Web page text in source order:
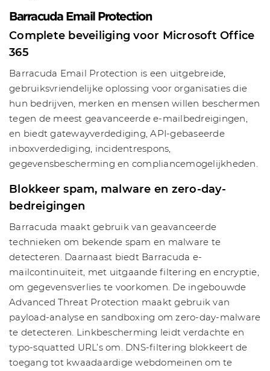
Barracuda Email Protection
Complete beveiliging voor Microsoft Office
365
Barracuda Email Protection is een uitgebreide,
gebruiksvriendelijke oplossing voor organisaties die
hun bedrijven, merken en mensen willen beschermen
tegen de meest geavanceerde e-mailbedreigingen,
en biedt gatewayverdediging, API-gebaseerde
inboxverdediging, incidentrespons,
gegevensbescherming en compliancemogelijkheden.
Blokkeer spam, malware en zero-day-
bedreigingen
Barracuda maakt gebruik van geavanceerde
technieken om bekende spam en malware te
detecteren. Daarnaast biedt Barracuda e-
mailcontinuïteit, met uitgaande filtering en encryptie,
om gegevensverlies te voorkomen. De ingebouwde
Advanced Threat Protection maakt gebruik van
payload-analyse en sandboxing om zero-day-malware
te detecteren. Linkbescherming leidt verdachte en
typo-squatted URL’s om. DNS-filtering blokkeert de
toegang tot kwaadaardige webdomeinen om te